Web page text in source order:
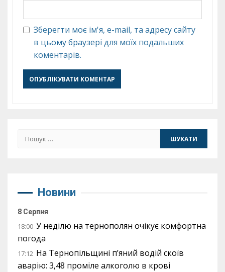
Зберегти моє ім'я, e-mail, та адресу сайту
в цьому браузері для моїх подальших
коментарів.
Пошук:
Новини
8 Серпня
18:00 У неділю на тернополян очікує комфортна
погода
17:12 На Тернопільщині п’яний водій скоїв
аварію: 3,48 проміле алкоголю в крові